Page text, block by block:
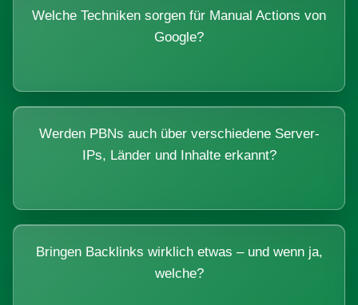
Welche Techniken sorgen für Manual Actions von
Google?
Werden PBNs auch über verschiedene Server-
IPs, Länder und Inhalte erkannt?
Bringen Backlinks wirklich etwas – und wenn ja,
welche?